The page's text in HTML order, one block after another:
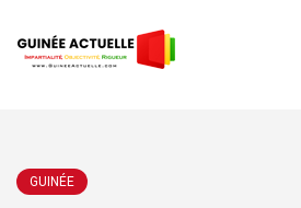
GUINÉE